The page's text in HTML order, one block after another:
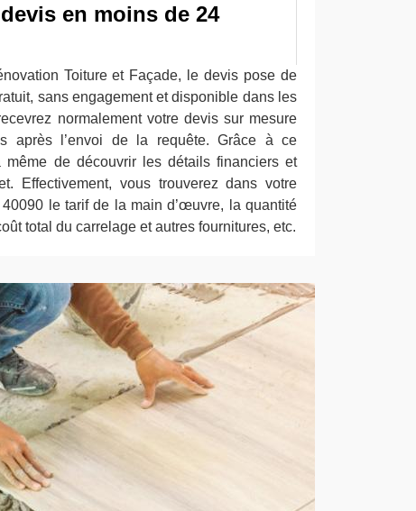
en moins de 24
Toiture et Façade, le devis pose de
sans engagement et disponible dans les
normalement votre devis sur mesure
après l’envoi de la requête. Grâce à ce
même de découvrir les détails financiers et
Effectivement, vous trouverez dans votre
le tarif de la main d’œuvre, la quantité
total du carrelage et autres fournitures, etc.